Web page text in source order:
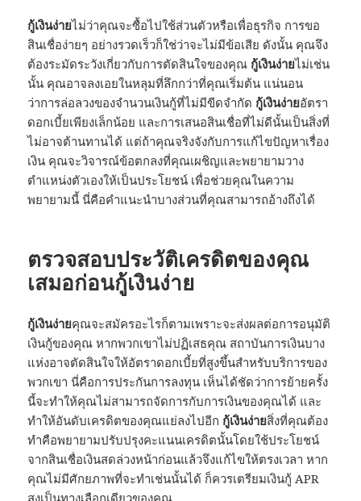
กู้เงินง่ายไม่ว่าคุณจะซื้อไปใช้ส่วนตัวหรือเพื่อธุรกิจ การขอ
สินเชื่อง่ายๆ อย่างรวดเร็วก็ใช่ว่าจะไม่มีข้อเสีย ดังนั้น คุณจึง
ต้องระมัดระวังเกี่ยวกับการตัดสินใจของคุณ กู้เงินง่ายไม่เช่น
นั้น คุณอาจลงเอยในหลุมที่ลึกกว่าที่คุณเริ่มต้น แน่นอน
ว่าการล่อลวงของจำนวนเงินกู้ที่ไม่มีขีดจำกัด กู้เงินง่ายอัตรา
ดอกเบี้ยเพียงเล็กน้อย และการเสนอสินเชื่อที่ไม่ดีนั้นเป็นสิ่งที่
ไม่อาจต้านทานได้ แต่ถ้าคุณจริงจังกับการแก้ไขปัญหาเรื่อง
เงิน คุณจะวิจารณ์ข้อตกลงที่คุณเผชิญและพยายามวาง
ตำแหน่งตัวเองให้เป็นประโยชน์ เพื่อช่วยคุณในความ
พยายามนี้ นี่คือคำแนะนำบางส่วนที่คุณสามารถอ้างถึงได้
ตรวจสอบประวัติเครดิตของคุณ
เสมอก่อนกู้เงินง่าย
กู้เงินง่ายคุณจะสมัครอะไรก็ตามเพราะจะส่งผลต่อการอนุมัติ
เงินกู้ของคุณ หากพวกเขาไม่ปฏิเสธคุณ สถาบันการเงินบาง
แห่งอาจตัดสินใจให้อัตราดอกเบี้ยที่สูงขึ้นสำหรับบริการของ
พวกเขา นี่คือการประกันการลงทุน เห็นได้ชัดว่าการย้ายครั้ง
นี้จะทำให้คุณไม่สามารถจัดการกับการเงินของคุณได้ และ
ทำให้อันดับเครดิตของคุณแย่ลงไปอีก กู้เงินง่ายสิ่งที่คุณต้อง
ทำคือพยายามปรับปรุงคะแนนเครดิตนั้นโดยใช้ประโยชน์
จากสินเชื่อเงินสดล่วงหน้าก่อนแล้วจึงแก้ไขให้ตรงเวลา หาก
คุณไม่มีศักยภาพที่จะทำเช่นนั้นได้ ก็ควรเตรียมเงินกู้ APR